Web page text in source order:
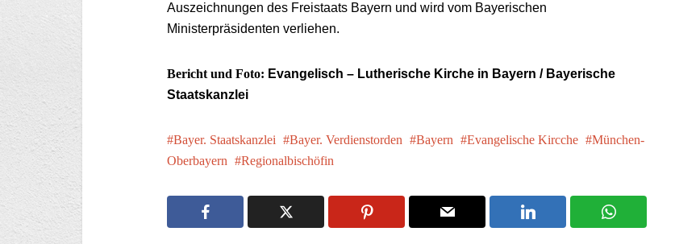
Auszeichnungen des Freistaats Bayern und wird vom Bayerischen
Ministerpräsidenten verliehen.
Bericht und Foto: Evangelisch – Lutherische Kirche in Bayern / Bayerische
Staatskanzlei
Bayer. Staatskanzlei Bayer. Verdienstorden Bayern Evangelische Kircche
München-
Oberbayern
Regionalbischöfin